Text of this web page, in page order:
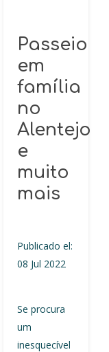
Passeio
em
família
no
Alentejo
e
muito
mais
Publicado el:
08 Jul 2022
Se procura
um
inesquecível